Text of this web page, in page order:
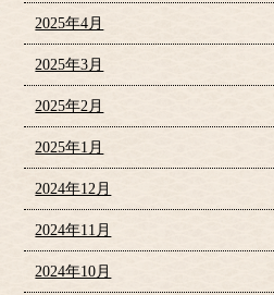
2025年4月
2025年3月
2025年2月
2025年1月
2024年12月
2024年11月
2024年10月